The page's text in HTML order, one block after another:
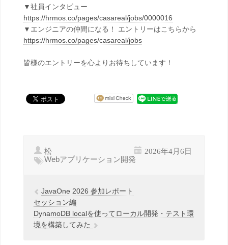
▼社員インタビュー
https://hrmos.co/pages/casareal/jobs/0000016
▼エンジニアの仲間になる！ エントリーはこちらから
https://hrmos.co/pages/casareal/jobs
皆様のエントリーを心よりお待ちしています！
松 2026年4月6日
Webアプリケーション開発
JavaOne 2026 参加レポート
セッション編
DynamoDB localを使ってローカル開発・テスト環
境を構築してみた